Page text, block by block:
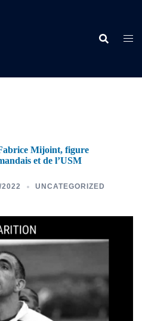
Mijoint, figure
et de l’USM
UNCATEGORIZED